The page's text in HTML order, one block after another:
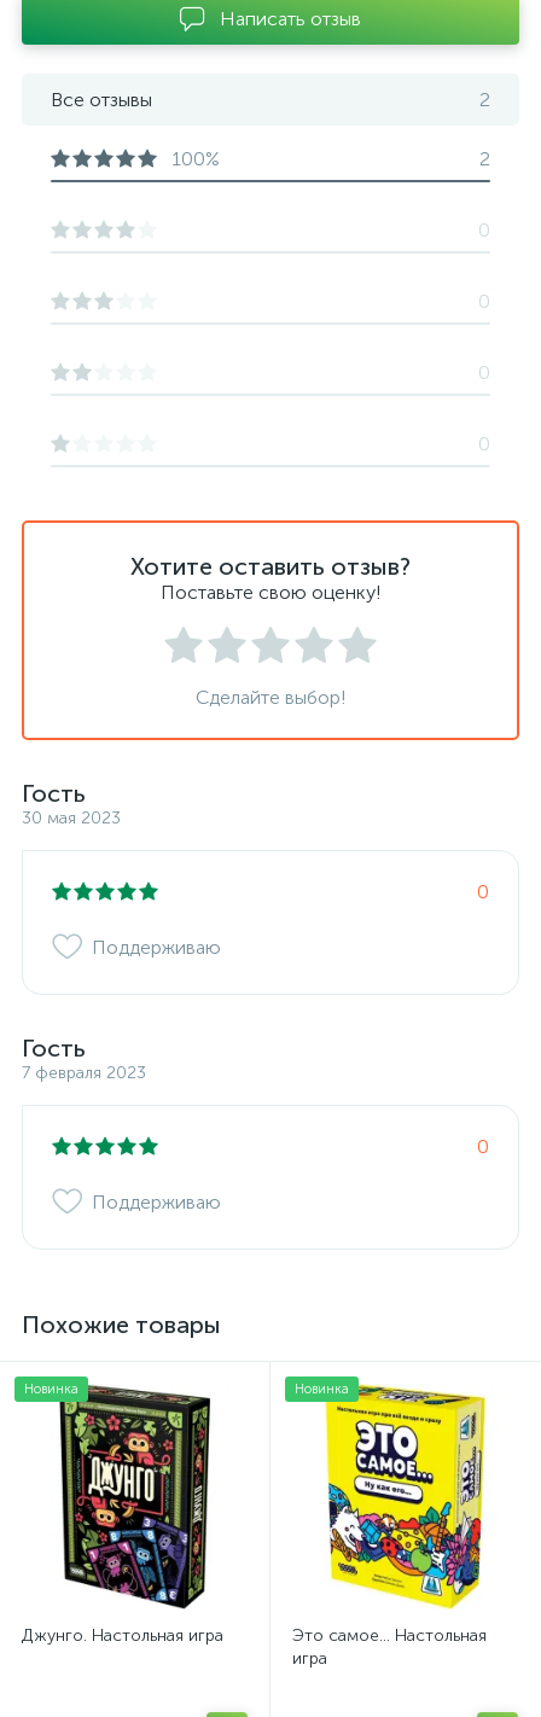
Хотите оставить отзыв?
Поставьте свою оценку!
Сделайте выбор!
Гость
30 мая 2023
0
Поддерживаю
Гость
7 февраля 2023
0
Поддерживаю
Написать отзыв
Все отзывы 2
100% 2
0
0
0
0
Похожие товары
Новинка
Джунго. Настольная игра
Новинка
Это самое... Настольная
игра